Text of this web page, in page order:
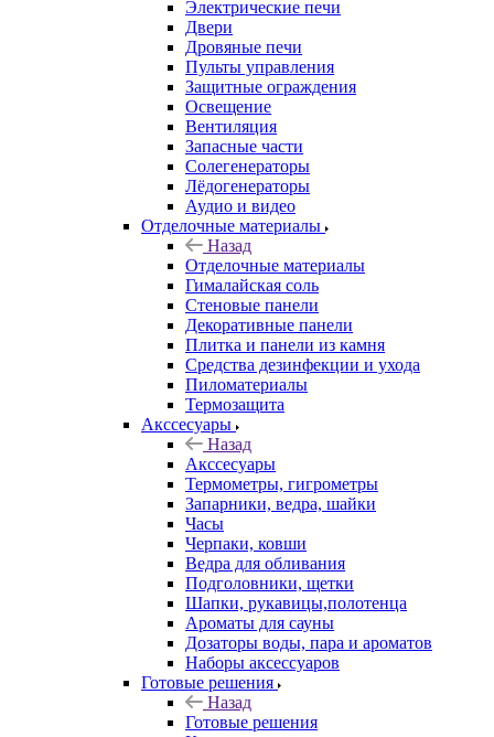
Электрические печи
Двери
Дровяные печи
Пульты управления
Защитные ограждения
Освещение
Вентиляция
Запасные части
Солегенераторы
Лёдогенераторы
Аудио и видео
Отделочные материалы
Назад
Отделочные материалы
Гималайская соль
Стеновые панели
Декоративные панели
Плитка и панели из камня
Средства дезинфекции и ухода
Пиломатериалы
Термозащита
Аксcесуары
Назад
Аксcесуары
Термометры, гигрометры
Запарники, ведра, шайки
Часы
Черпаки, ковши
Ведра для обливания
Подголовники, щетки
Шапки, рукавицы,полотенца
Ароматы для сауны
Дозаторы воды, пара и ароматов
Наборы аксессуаров
Готовые решения
Назад
Готовые решения